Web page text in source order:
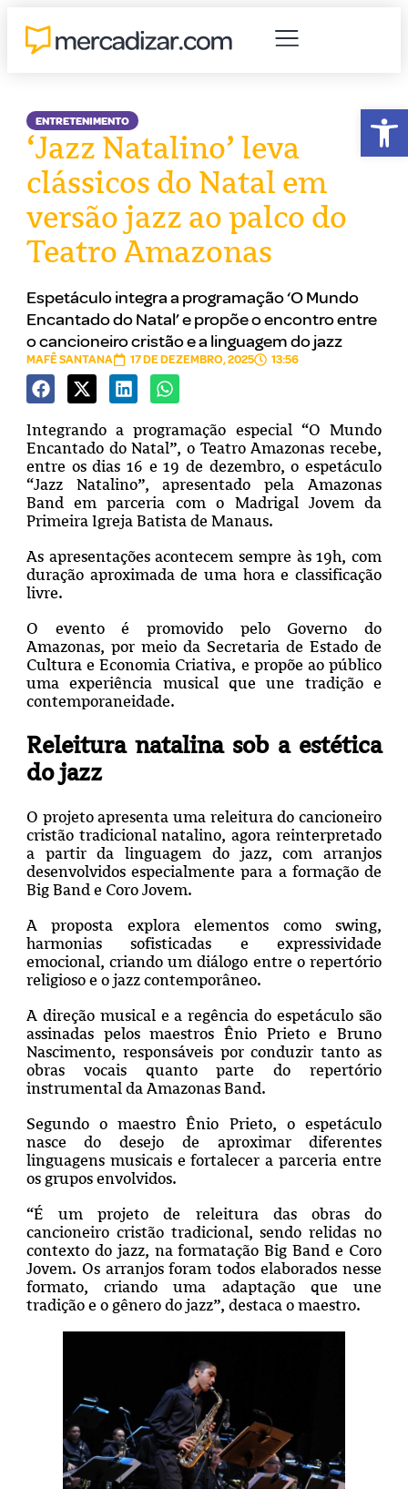
ENTRETENIMENTO
‘Jazz Natalino’ leva
clássicos do Natal em
versão jazz ao palco do
Teatro Amazonas
Espetáculo integra a programação ‘O Mundo
Encantado do Natal’ e propõe o encontro entre
o cancioneiro cristão e a linguagem do jazz
MAFÊ SANTANA 17 DE DEZEMBRO, 2025 13:56
Integrando a programação especial “O Mundo
Encantado do Natal”, o Teatro Amazonas recebe,
entre os dias 16 e 19 de dezembro, o espetáculo
“Jazz Natalino”, apresentado pela Amazonas
Band em parceria com o Madrigal Jovem da
Primeira Igreja Batista de Manaus.
As apresentações acontecem sempre às 19h, com
duração aproximada de uma hora e classificação
livre.
O evento é promovido pelo Governo do
Amazonas, por meio da Secretaria de Estado de
Cultura e Economia Criativa, e propõe ao público
uma experiência musical que une tradição e
contemporaneidade.
Releitura natalina sob a estética
do jazz
O projeto apresenta uma releitura do cancioneiro
cristão tradicional natalino, agora reinterpretado
a partir da linguagem do jazz, com arranjos
desenvolvidos especialmente para a formação de
Big Band e Coro Jovem.
A proposta explora elementos como swing,
harmonias sofisticadas e expressividade
emocional, criando um diálogo entre o repertório
religioso e o jazz contemporâneo.
A direção musical e a regência do espetáculo são
assinadas pelos maestros Ênio Prieto e Bruno
Nascimento, responsáveis por conduzir tanto as
obras vocais quanto parte do repertório
instrumental da Amazonas Band.
Segundo o maestro Ênio Prieto, o espetáculo
nasce do desejo de aproximar diferentes
linguagens musicais e fortalecer a parceria entre
os grupos envolvidos.
“É um projeto de releitura das obras do
cancioneiro cristão tradicional, sendo relidas no
contexto do jazz, na formatação Big Band e Coro
Jovem. Os arranjos foram todos elaborados nesse
formato, criando uma adaptação que une
tradição e o gênero do jazz”, destaca o maestro.